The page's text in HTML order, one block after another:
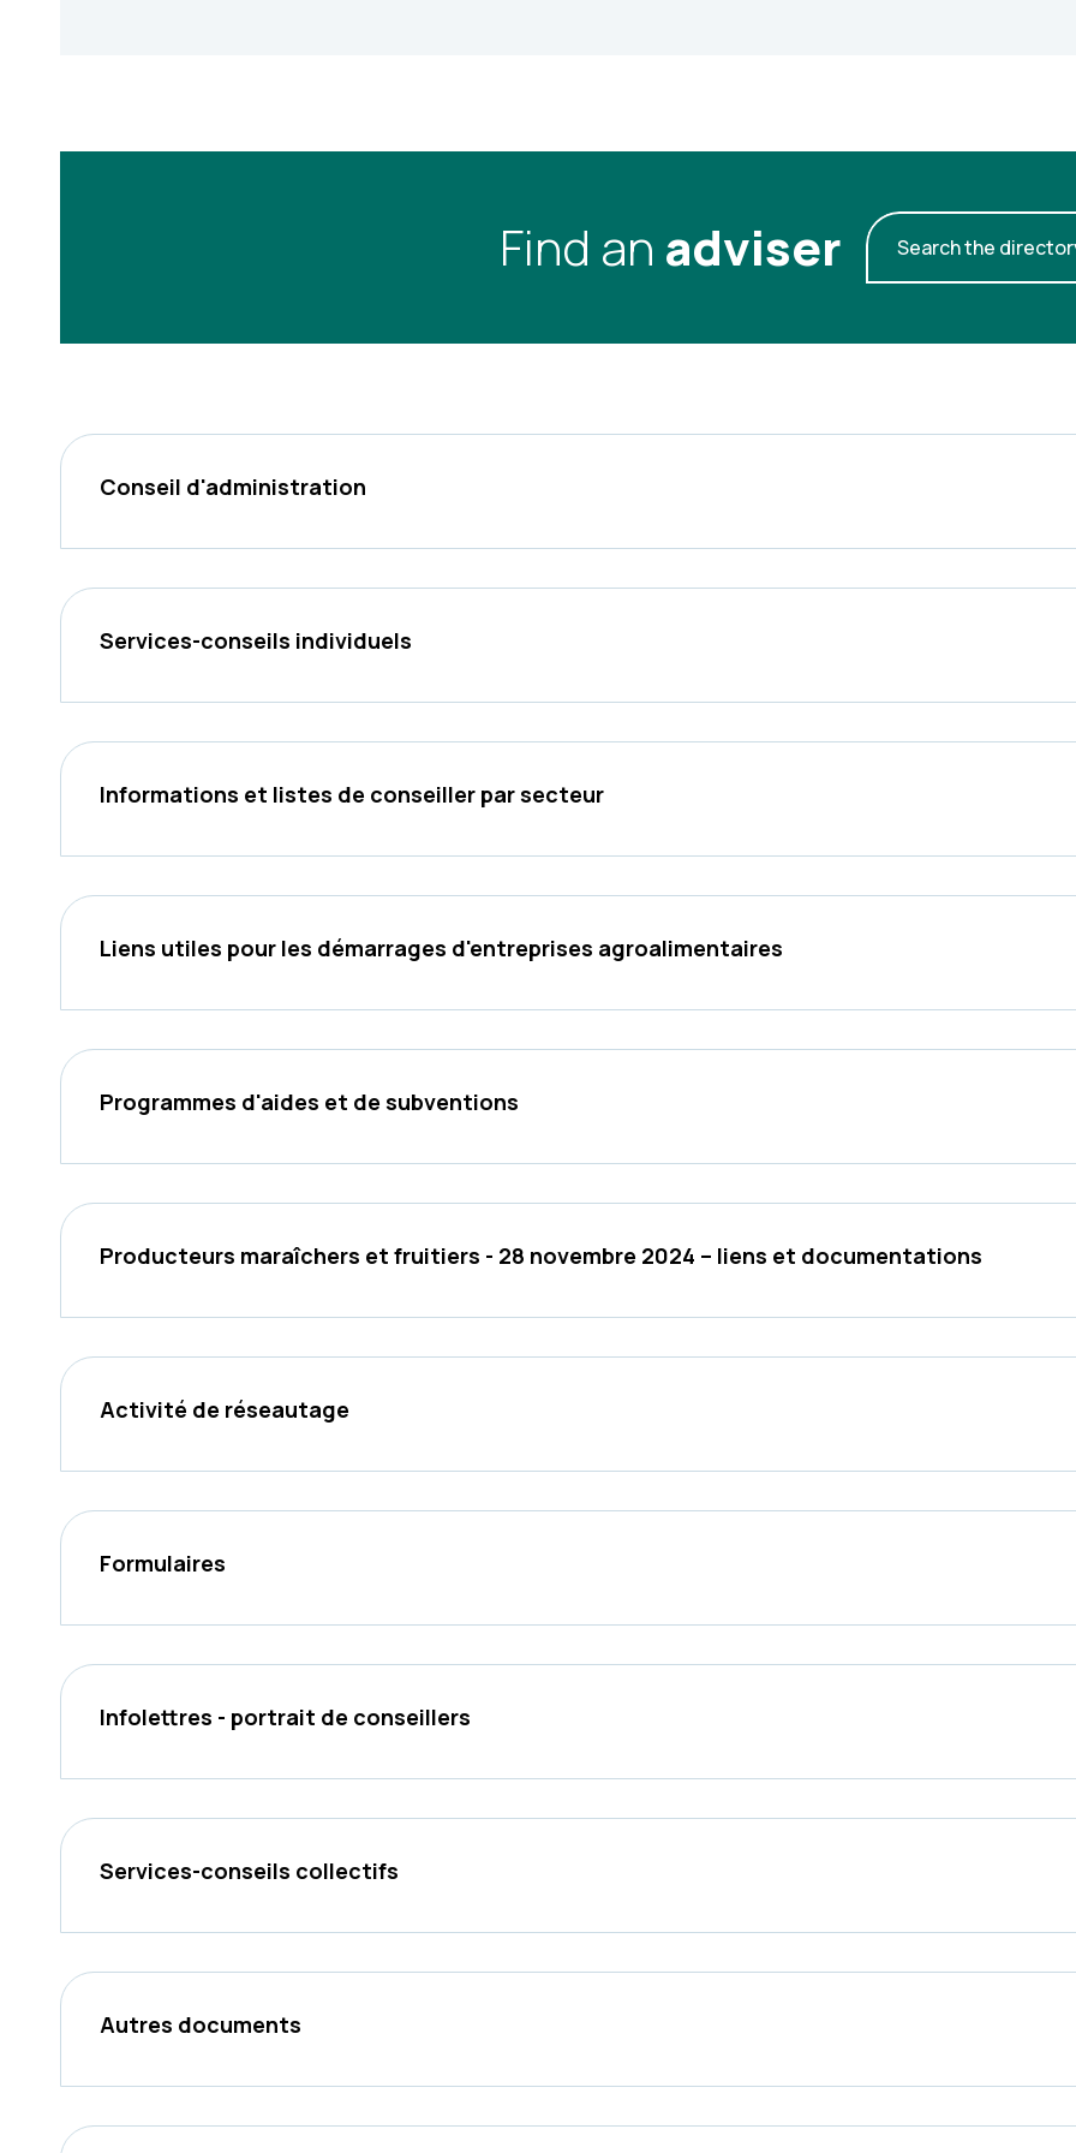
Find an adviser Search the
Conseil d'administration
Services-conseils individuels
Informations et listes de conseiller par secteur
Liens utiles pour les démarrages d'entreprises agroalimentaires
Programmes d'aides et de subventions
Producteurs maraîchers et fruitiers - 28 novembre 2024 – liens et documentations
Activité de réseautage
Formulaires
Infolettres - portrait de conseillers
Services-conseils collectifs
Autres documents